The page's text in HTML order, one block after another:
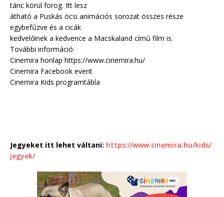
tánc körül forog. Itt lesz
átható a Puskás öcsi animációs sorozat összes része
egybefűzve és a cicák
kedvelőinek a kedvence a Macskaland című film is.
További információ:
Cinemira honlap https://www.cinemira.hu/
Cinemira Facebook event
Cinemira Kids programtábla
Jegyeket itt lehet váltani: https://www.cinemira.hu/kids/
jegyek/